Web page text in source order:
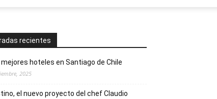
recientes
mejores hoteles en Santiago de Chile
2025
el nuevo proyecto del chef Claudio